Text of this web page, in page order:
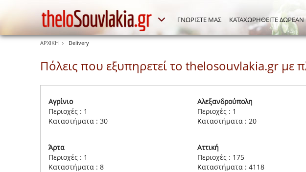
ΓΝΩΡΙΣΤΕ ΜΑΣ ΚΑΤΑΧΩΡΗΘΕΙΤΕ ΔΩΡΕΑΝ
ΑΡΧΙΚΗ Delivery
Πόλεις που εξυπηρετεί το thelosouvlakia.gr
Αγρίνιο
Περιοχές : 1
Καταστήματα : 30
Αλεξανδρούπολη
Περιοχές : 1
Καταστήματα : 20
Άρτα
Περιοχές : 1
Καταστήματα : 8
Αττική
Περιοχές : 175
Καταστήματα : 4118